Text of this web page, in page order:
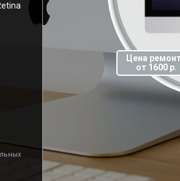
Цена
от 1600 р.